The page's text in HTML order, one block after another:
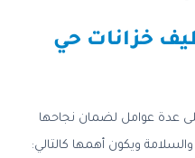
خزانات حي
عدة عوامل لضمان نجاحها
ويكون أهمها كالتالي: